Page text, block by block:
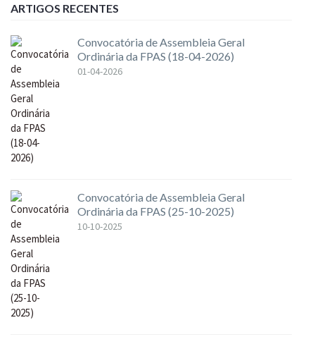
ARTIGOS RECENTES
Convocatória de Assembleia Geral
Ordinária da FPAS (18-04-2026)
01-04-2026
Convocatória de Assembleia Geral
Ordinária da FPAS (25-10-2025)
10-10-2025